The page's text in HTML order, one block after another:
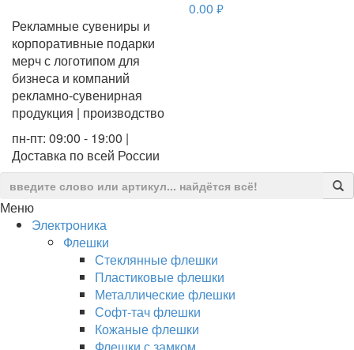
Рекламные сувениры и
корпоративные подарки
мерч с логотипом для
бизнеса и компаний
рекламно-сувенирная
продукция | производство
пн-пт: 09:00 - 19:00 |
Доставка по всей России
0.00 руб.
Меню
Электроника
Флешки
Стеклянные флешки
Пластиковые флешки
Металлические флешки
Софт-тач флешки
Кожаные флешки